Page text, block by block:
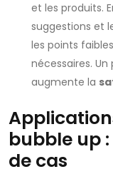
et les produits.
suggestions et
les points
nécessaires.
augmente la
bubble up
de cas